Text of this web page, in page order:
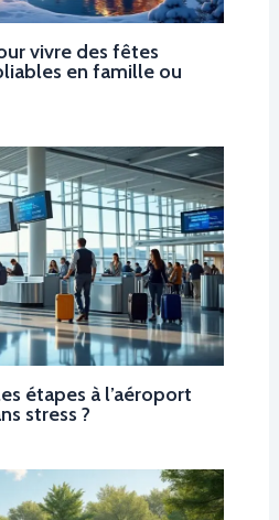
vivre des fêtes
en famille ou
étapes à l’aéroport
stress ?